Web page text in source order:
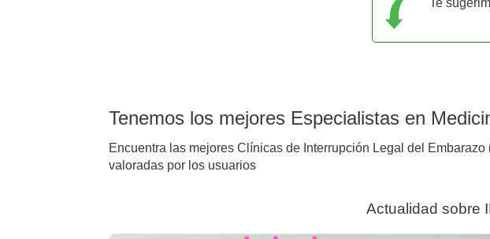
Tenemos los mejores Especialistas en
Encuentra las mejores Clínicas de Interrupción Legal del Embarazo
valoradas por los usuarios
Actualidad sobre